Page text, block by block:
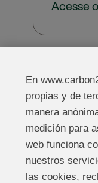
Acesse
En
propias y de
manera
medición para
web funciona
nuestros
las cookies,